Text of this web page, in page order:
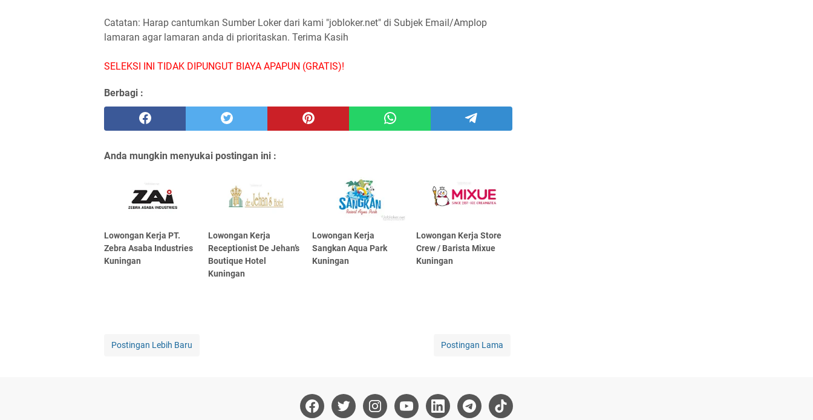
Catatan: Harap cantumkan Sumber Loker dari kami "jobloker.net" di Subjek Email/Amplop
lamaran agar lamaran anda di prioritaskan. Terima Kasih
SELEKSI INI TIDAK DIPUNGUT BIAYA APAPUN (GRATIS)!
Berbagi :
Anda mungkin menyukai postingan ini :
Lowongan Kerja PT.
Zebra Asaba Industries
Kuningan
Lowongan Kerja
Receptionist De Jehan’s
Boutique Hotel
Kuningan
Lowongan Kerja
Sangkan Aqua Park
Kuningan
Lowongan Kerja Store
Crew / Barista Mixue
Kuningan
Postingan Lebih Baru Postingan Lama